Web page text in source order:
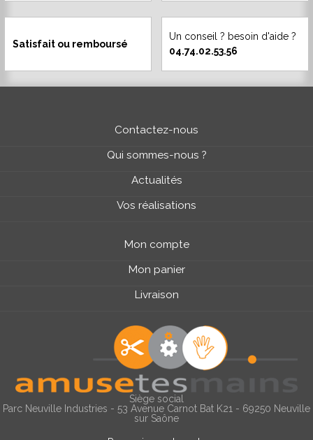
Satisfait ou remboursé
Un conseil ? besoin d'aide ?
04.74.02.53.56
Contactez-nous
Qui sommes-nous ?
Actualités
Vos réalisations
Mon compte
Mon panier
Livraison
Siège social
Parc Neuville Industries - 53 Avenue Carnot Bat K21 - 69250 Neuville
sur Saône